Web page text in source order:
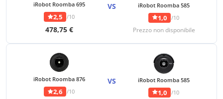
iRobot Roomba 695
2,5 /10
478,75 €
VS iRobot Roomba 585
1,0 /10
Prezzo non disponibile
iRobot Roomba 876
2,6 /10
VS iRobot Roomba 585
1,0 /10